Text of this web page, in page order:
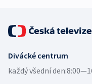
Divácké centrum
každý všední den: